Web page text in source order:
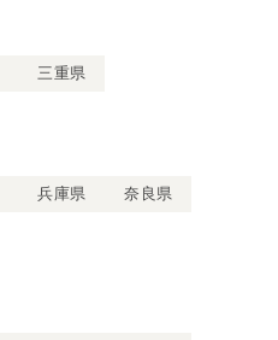
三重県
兵庫県
奈良県